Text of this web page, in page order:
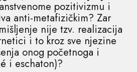
pozitivizmu i
anti-metafizičkim? Zar
nije tzv. realizacija
i to kroz sve njezine
onog početnoga i
i eschaton)?